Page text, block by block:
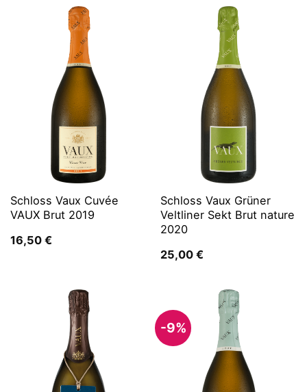
Schloss Vaux Cuvée
VAUX Brut 2019
16,50 €
Schloss Vaux Grüner
Veltliner Sekt Brut nature
2020
25,00 €
-9%